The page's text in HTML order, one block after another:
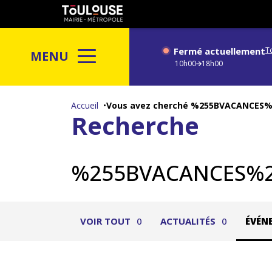
Gestion de vos préférences sur les cookies
au
contenu
principal
Toulouse
MENU Fermé actuellement
10h00 18h00
Accueil Vous avez cherché
Recherche
VOIR TOUT 0 ACTUALITÉS 0